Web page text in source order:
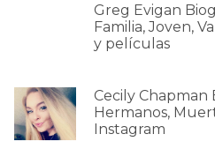
Greg Evigan
Familia, Joven,
y películas
Cecily Chapman
Hermanos,
Instagram